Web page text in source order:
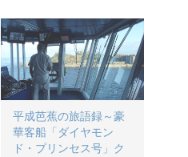
平成芭蕉の旅語録～豪
華客船「ダイヤモン
ド・プリンセス号」ク